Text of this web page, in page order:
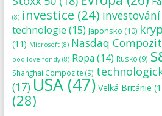
(8) investice (24) investování
technologie (15) Japonsko (10)
(11) Microsoft(8) Nasdaq
podílové fondy(8) Ropa (14) Rusko (9)
Shanghai Compozite (9)
(17)USA(47) Velká Británie
(28)